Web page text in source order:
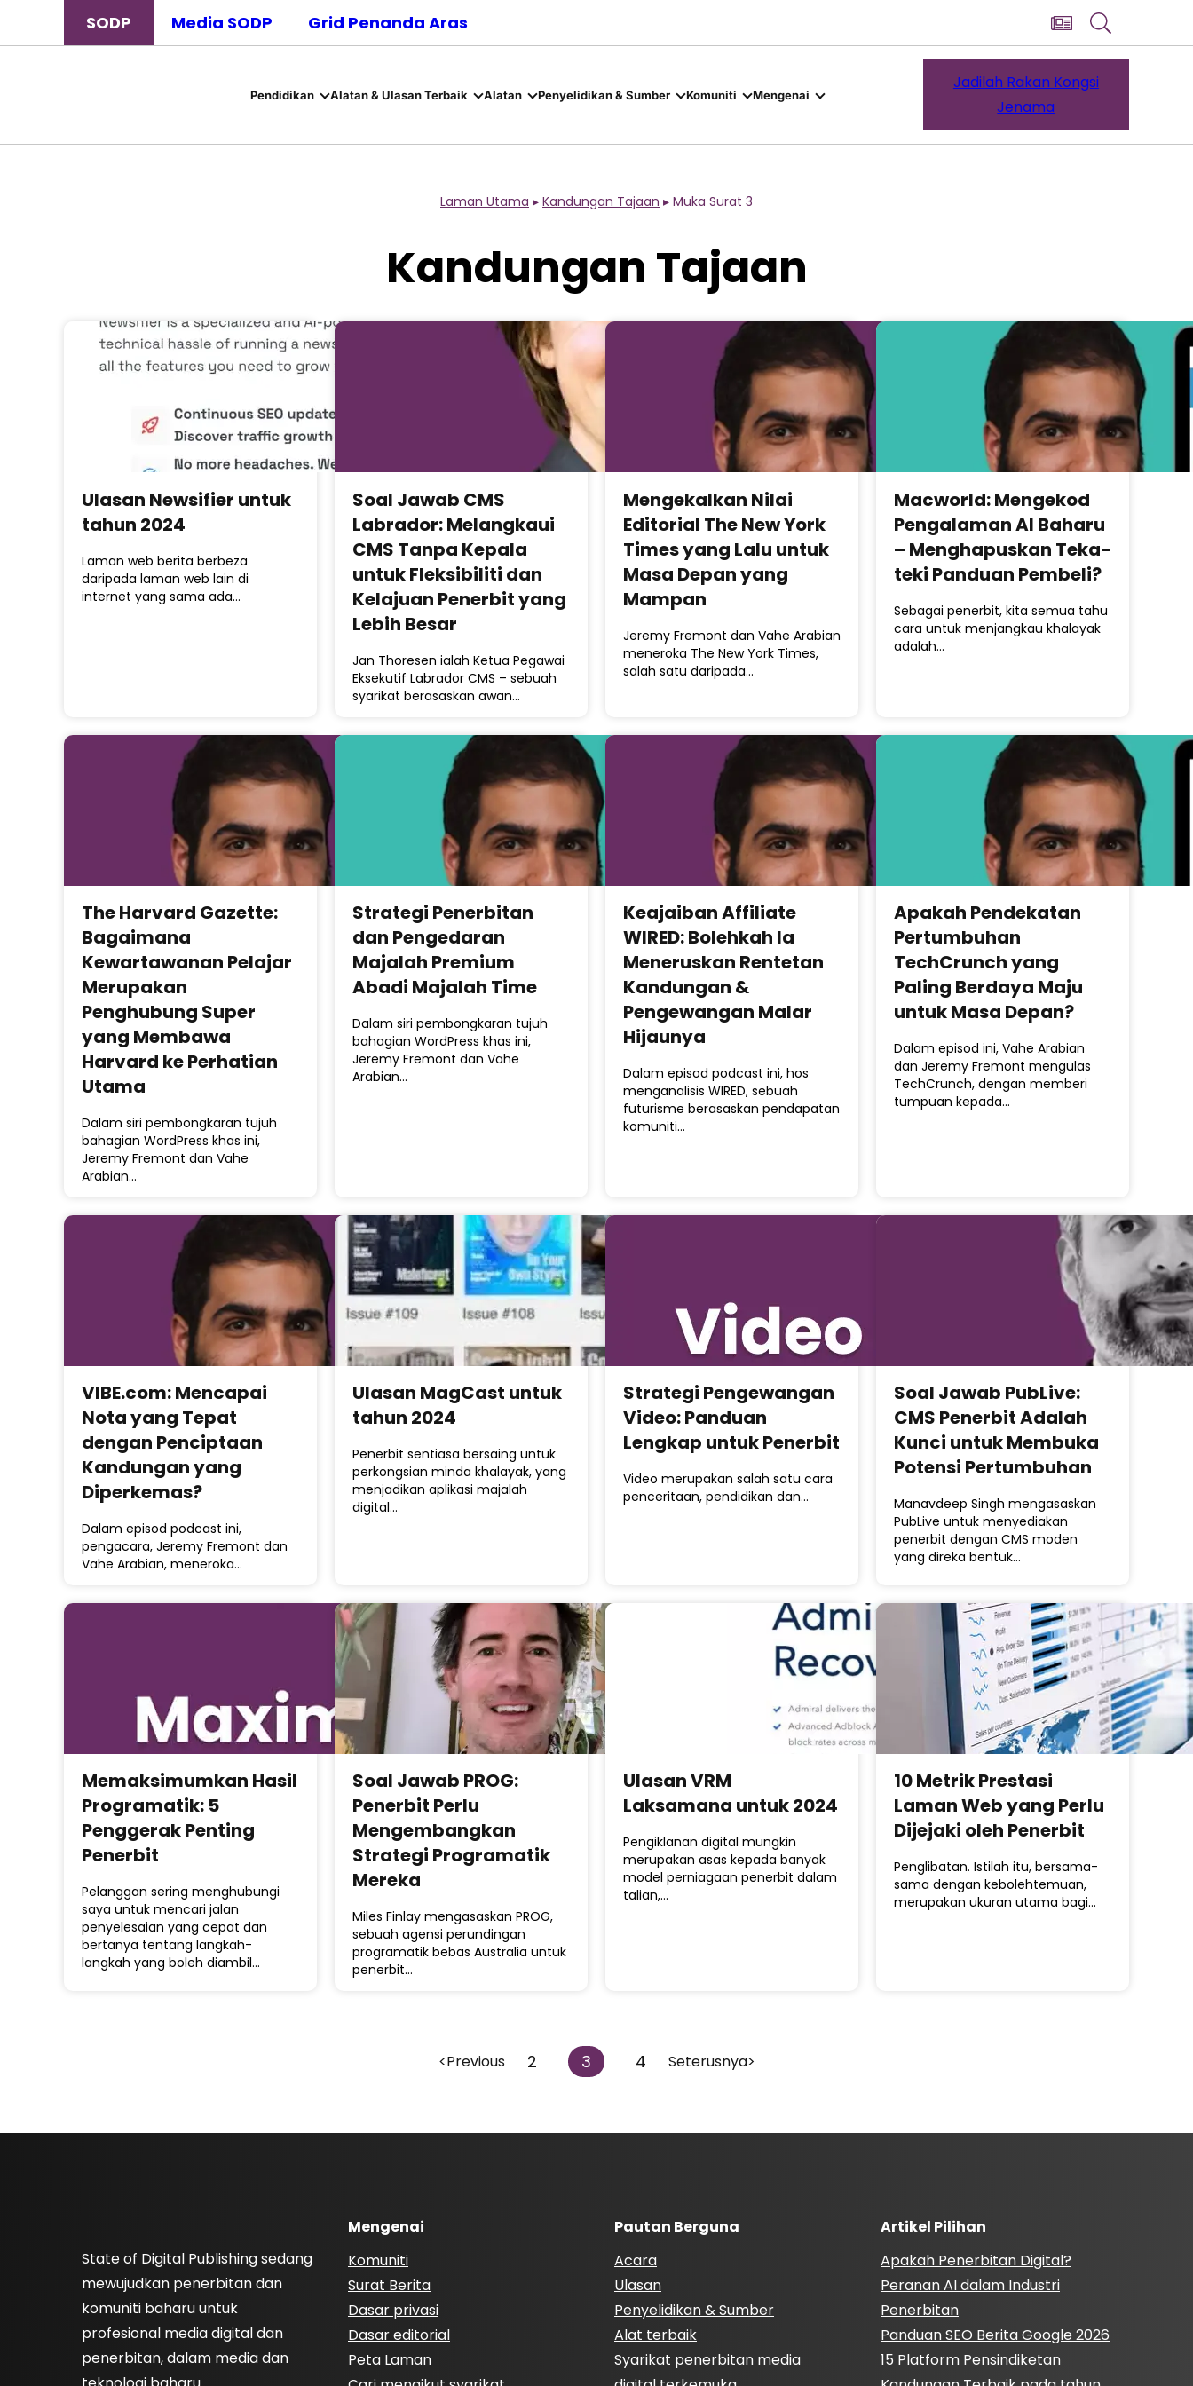
SODP Media SODP Grid Penanda Aras
Pendidikan Alatan & Ulasan Terbaik Alatan Penyelidikan & Sumber Komuniti Mengenai
Jadilah Rakan Kongsi
Jenama
Laman Utama ▸ Kandungan Tajaan ▸ Muka Surat 3
Kandungan Tajaan
Ulasan Newsifier untuk
tahun 2024
Laman web berita berbeza
daripada laman web lain di
internet yang sama ada…
Soal Jawab CMS
Labrador: Melangkaui
CMS Tanpa Kepala
untuk Fleksibiliti dan
Kelajuan Penerbit yang
Lebih Besar
Jan Thoresen ialah Ketua Pegawai
Eksekutif Labrador CMS – sebuah
syarikat berasaskan awan…
Mengekalkan Nilai
Editorial The New York
Times yang Lalu untuk
Masa Depan yang
Mampan
Jeremy Fremont dan Vahe Arabian
meneroka The New York Times,
salah satu daripada…
Macworld: Mengekod
Pengalaman AI Baharu
– Menghapuskan Teka-
teki Panduan Pembeli?
Sebagai penerbit, kita semua tahu
cara untuk menjangkau khalayak
adalah…
The Harvard Gazette:
Bagaimana
Kewartawanan Pelajar
Merupakan
Penghubung Super
yang Membawa
Harvard ke Perhatian
Utama
Dalam siri pembongkaran tujuh
bahagian WordPress khas ini,
Jeremy Fremont dan Vahe
Arabian…
Strategi Penerbitan
dan Pengedaran
Majalah Premium
Abadi Majalah Time
Dalam siri pembongkaran tujuh
bahagian WordPress khas ini,
Jeremy Fremont dan Vahe
Arabian…
Keajaiban Affiliate
WIRED: Bolehkah Ia
Meneruskan Rentetan
Kandungan &
Pengewangan Malar
Hijaunya
Dalam episod podcast ini, hos
menganalisis WIRED, sebuah
futurisme berasaskan pendapatan
komuniti…
Apakah Pendekatan
Pertumbuhan
TechCrunch yang
Paling Berdaya Maju
untuk Masa Depan?
Dalam episod ini, Vahe Arabian
dan Jeremy Fremont mengulas
TechCrunch, dengan memberi
tumpuan kepada…
VIBE.com: Mencapai
Nota yang Tepat
dengan Penciptaan
Kandungan yang
Diperkemas?
Dalam episod podcast ini,
pengacara, Jeremy Fremont dan
Vahe Arabian, meneroka…
Ulasan MagCast untuk
tahun 2024
Penerbit sentiasa bersaing untuk
perkongsian minda khalayak, yang
menjadikan aplikasi majalah
digital…
Strategi Pengewangan
Video: Panduan
Lengkap untuk Penerbit
Video merupakan salah satu cara
penceritaan, pendidikan dan…
Soal Jawab PubLive:
CMS Penerbit Adalah
Kunci untuk Membuka
Potensi Pertumbuhan
Manavdeep Singh mengasaskan
PubLive untuk menyediakan
penerbit dengan CMS moden
yang direka bentuk…
Memaksimumkan Hasil
Programatik: 5
Penggerak Penting
Penerbit
Pelanggan sering menghubungi
saya untuk mencari jalan
penyelesaian yang cepat dan
bertanya tentang langkah-
langkah yang boleh diambil…
Soal Jawab PROG:
Penerbit Perlu
Mengembangkan
Strategi Programatik
Mereka
Miles Finlay mengasaskan PROG,
sebuah agensi perundingan
programatik bebas Australia untuk
penerbit…
Ulasan VRM
Laksamana untuk 2024
Pengiklanan digital mungkin
merupakan asas kepada banyak
model perniagaan penerbit dalam
talian,…
10 Metrik Prestasi
Laman Web yang Perlu
Dijejaki oleh Penerbit
Penglibatan. Istilah itu, bersama-
sama dengan kebolehtemuan,
merupakan ukuran utama bagi…
<Previous 2 3 4 Seterusnya>
State of Digital Publishing sedang
mewujudkan penerbitan dan
komuniti baharu untuk
profesional media digital dan
penerbitan, dalam media dan
Mengenai
Komuniti
Surat Berita
Dasar privasi
Dasar editorial
Peta Laman
Pautan Berguna
Acara
Ulasan
Penyelidikan & Sumber
Alat terbaik
Syarikat penerbitan media
Artikel Pilihan
Apakah Penerbitan Digital?
Peranan AI dalam Industri
Penerbitan
Panduan SEO Berita Google 2026
15 Platform Pensindiketan